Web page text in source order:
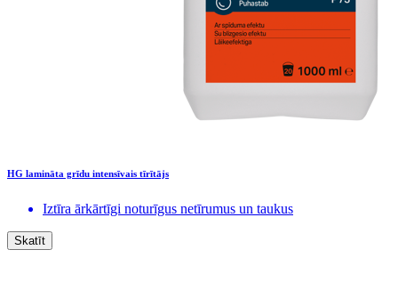
HG lamināta grīdu intensīvais tīrītājs
Iztīra ārkārtīgi noturīgus netīrumus un taukus
Skatīt